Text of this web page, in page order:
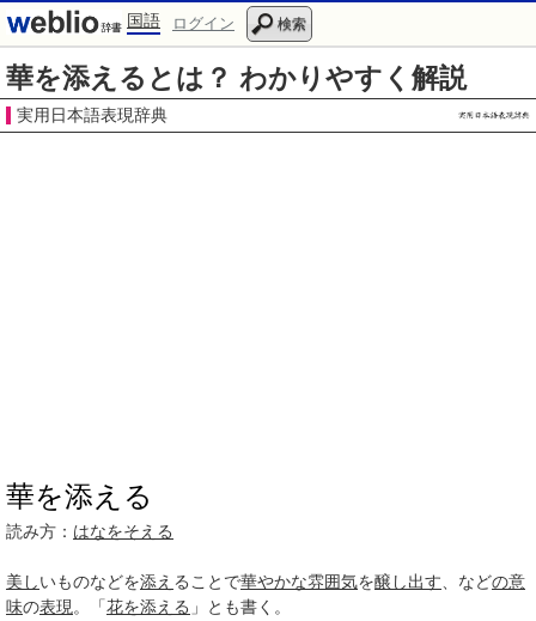
国語 ログイン 検索
華を添えるとは？ わかりやすく解説
実用日本語表現辞典
華を添える
読み方： はなをそえる
美しいものなどを添え ることで華やかな雰囲気を醸し出す 、などの意
味の表現 。「花を添える 」とも書く。